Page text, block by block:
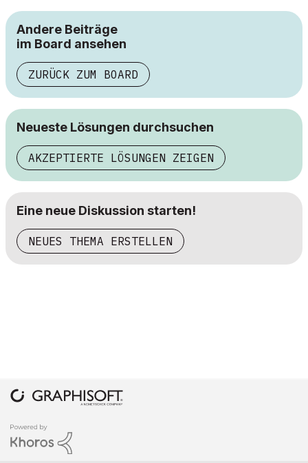
Andere Beiträge
im Board ansehen
ZURÜCK ZUM BOARD
Neueste Lösungen durchsuchen
AKZEPTIERTE LÖSUNGEN ZEIGEN
Eine neue Diskussion starten!
NEUES THEMA ERSTELLEN